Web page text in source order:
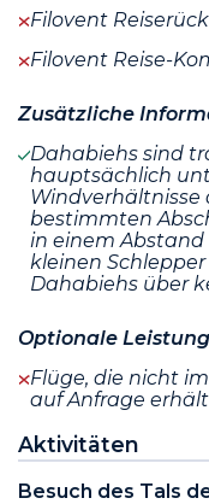
Filovent
Filovent Reise-
Zusätzliche
Dahabiehs sind
hauptsächlich
Windverhältnisse
bestimmten
in einem
kleinen
Dahabiehs über
Optionale
Flüge, die nicht
auf Anfrage
Aktivitäten
Besuch des Tals